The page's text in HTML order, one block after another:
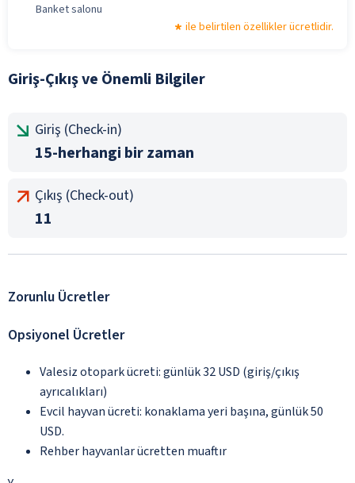
Banket salonu
ile belirtilen özellikler ücretlidir.
Giriş-Çıkış ve Önemli Bilgiler
Giriş (Check-in)
15-herhangi bir zaman
Çıkış (Check-out)
11
Zorunlu Ücretler
Opsiyonel Ücretler
Valesiz otopark ücreti: günlük 32 USD (giriş/çıkış
ayrıcalıkları)
Evcil hayvan ücreti: konaklama yeri başına, günlük 50
USD.
Rehber hayvanlar ücretten muaftır